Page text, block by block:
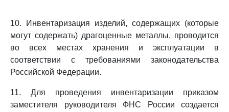
10. Инвентаризация изделий, содержащих (которые
могут содержать) драгоценные металлы, проводится
во всех местах хранения и эксплуатации в
соответствии с требованиями законодательства
Российской Федерации.
11. Для проведения инвентаризации приказом
заместителя руководителя ФНС России создается